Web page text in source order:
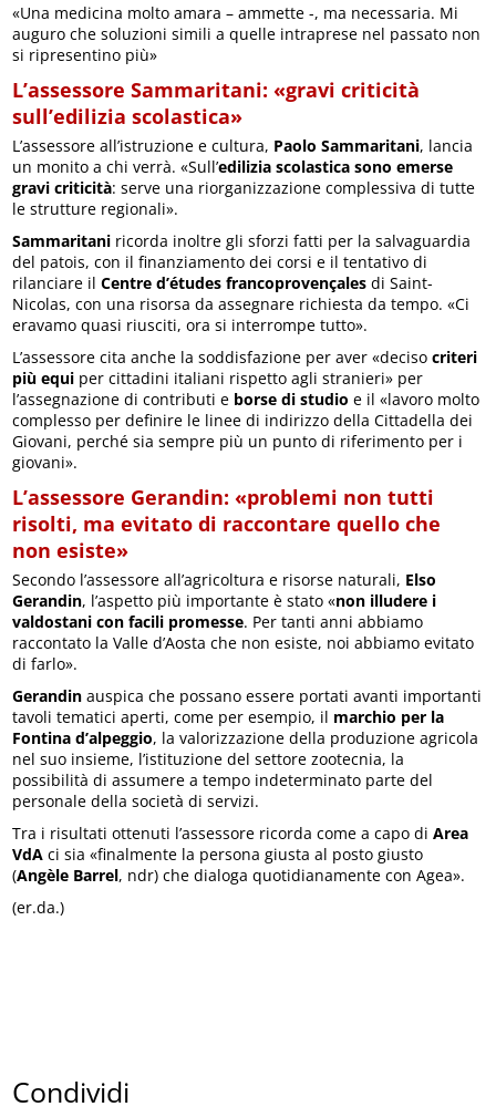
«Una medicina molto amara – ammette -, ma necessaria. Mi
auguro che soluzioni simili a quelle intraprese nel passato non
si ripresentino più»
L’assessore Sammaritani: «gravi criticità
sull’edilizia scolastica»
L’assessore all’istruzione e cultura, Paolo Sammaritani, lancia
un monito a chi verrà. «Sull’edilizia scolastica sono emerse
gravi criticità: serve una riorganizzazione complessiva di tutte
le strutture regionali».
Sammaritani ricorda inoltre gli sforzi fatti per la salvaguardia
del patois, con il finanziamento dei corsi e il tentativo di
rilanciare ilCentre d’études francoprovençales di Saint-
Nicolas, con una risorsa da assegnare richiesta da tempo. «Ci
eravamo quasi riusciti, ora si interrompe tutto».
L’assessore cita anche la soddisfazione per aver «deciso criteri
più equi per cittadini italiani rispetto agli stranieri» per
l’assegnazione di contributi e borse di studio e il «lavoro molto
complesso per definire le linee di indirizzo della Cittadella dei
Giovani, perché sia sempre più un punto di riferimento per i
giovani».
L’assessore Gerandin: «problemi non tutti
risolti, ma evitato di raccontare quello che
non esiste»
Secondo l’assessore all’agricoltura e risorse naturali, Elso
Gerandin, l’aspetto più importante è stato «non illudere i
valdostani con facili promesse. Per tanti anni abbiamo
raccontato la Valle d’Aosta che non esiste, noi abbiamo evitato
di farlo».
Gerandin auspica che possano essere portati avanti importanti
tavoli tematici aperti, come per esempio, il marchio per la
Fontina d’alpeggio, la valorizzazione della produzione agricola
nel suo insieme, l’istituzione del settore zootecnia, la
possibilità di assumere a tempo indeterminato parte del
personale della società di servizi.
Tra i risultati ottenuti l’assessore ricorda come a capo diArea
VdA ci sia «finalmente la persona giusta al posto giusto
(Angèle Barrel, ndr) che dialoga quotidianamente con Agea».
(er.da.)
Condividi